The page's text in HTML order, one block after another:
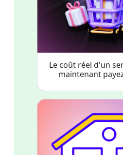
Le coût réel d'un
maintenant